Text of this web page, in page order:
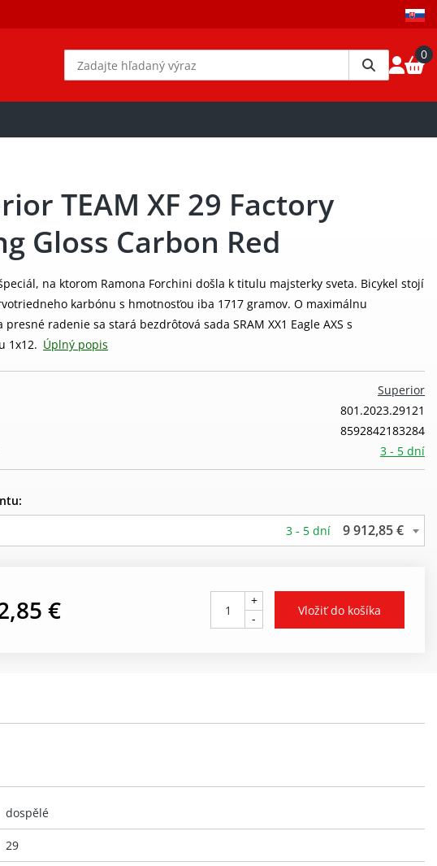
0
TEAM XF 29 Factory
Gloss Carbon Red
na ktorom Ramona Forchini došla k titulu majsterky sveta. Bicykel stojí
karbónu s hmotnosťou iba 1717 gramov. O maximálnu
presné radenie sa stará bezdrôtová sada SRAM XX1 Eagle AXS s
1x12. Úplný popis
Superior
801.2023.29121
8592842183284
3 - 5 dní
3 - 5 dní 9 912,85 €
€
+
-
dospělé
29